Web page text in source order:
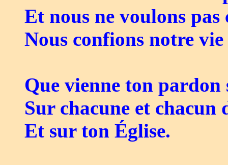
Et nous ne voulons pas
Nous confions notre
Que vienne ton pardon
Sur chacune et chacun
Et sur ton Église.